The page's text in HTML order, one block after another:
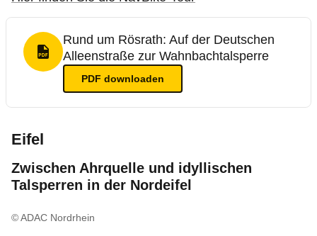
PDF Format
Rund um Rösrath: Auf der Deutschen
Alleenstraße zur Wahnbachtalsperre
PDF downloaden
Eifel
Zwischen Ahrquelle und idyllischen
Talsperren in der Nordeifel
© ADAC Nordrhein